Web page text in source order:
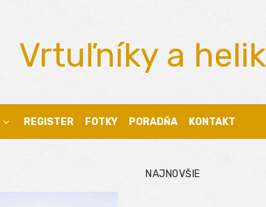
Vrtuľníky a
REGISTER FOTKY PORADŇA KONTAKT
NAJNOVŠIE